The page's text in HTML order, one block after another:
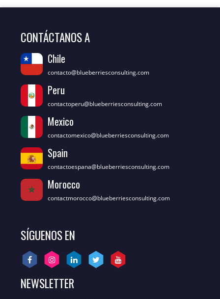
CONTÁCTANOS A
Chile
contacto@blueberriesconsulting.com
Peru
contactoperu@blueberriesconsulting.com
Mexico
contactomexico@blueberriesconsulting.com
Spain
contactoespana@blueberriesconsulting.com
Morocco
contactmorocco@blueberriesconsulting.com
SÍGUENOS EN
NEWSLETTER